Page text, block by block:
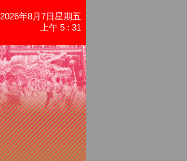
2026年8月7日星期五
上午 5 : 31